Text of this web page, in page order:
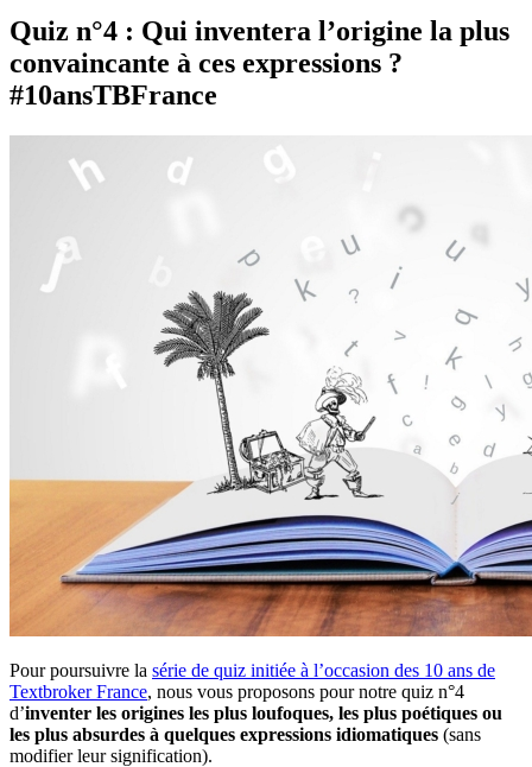
Quiz n°4 : Qui inventera l’origine la plus
convaincante à ces expressions ?
#10ansTBFrance
Pour poursuivre la série de quiz initiée à l’occasion des 10 ans de
Textbroker France, nous vous proposons pour notre quiz n°4
d’inventer les origines les plus loufoques, les plus poétiques ou
les plus absurdes à quelques expressions idiomatiques (sans
modifier leur signification).